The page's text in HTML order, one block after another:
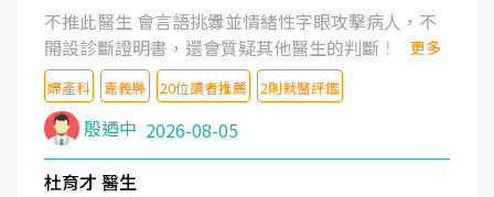
不推此醫生 會言語挑釁並情緒性字眼攻擊病人，不
開設診斷證明書，還會質疑其他醫生的判斷！
更多
婦產科 嘉義縣 20位讀者推薦 2則就醫評鑑
殷迺中 2026-08-05
杜育才 醫生